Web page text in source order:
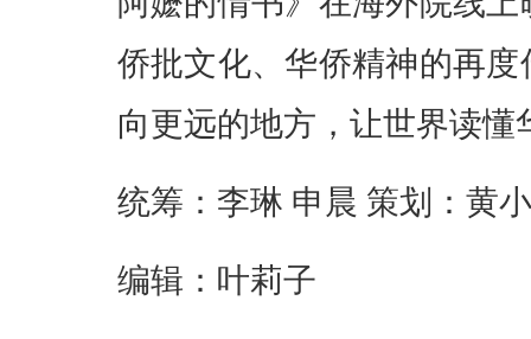
侨批文化、华侨精神的再
向更远的地方，让世界读
统筹：李琳 申晨 策划：黄
编辑：叶莉子